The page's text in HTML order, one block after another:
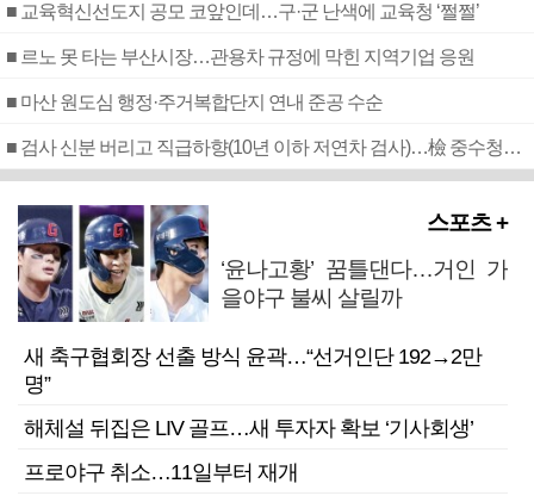
■ 교육혁신선도지 공모 코앞인데…구·군 난색에 교육청 ‘쩔쩔’
■ 르노 못 타는 부산시장…관용차 규정에 막힌 지역기업 응원
■ 마산 원도심 행정·주거복합단지 연내 준공 수순
■ 검사 신분 버리고 직급하향(10년 이하 저연차 검사)…檢 중수청행 기피
스포츠 +
‘윤나고황’ 꿈틀댄다…거인 가
을야구 불씨 살릴까
새 축구협회장 선출 방식 윤곽…“선거인단 192→2만
명”
해체설 뒤집은 LIV 골프…새 투자자 확보 ‘기사회생’
프로야구 취소…11일부터 재개